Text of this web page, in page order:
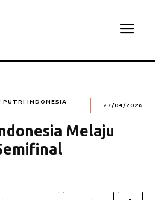
PUTRI INDONESIA
27/04/2026
Melaju